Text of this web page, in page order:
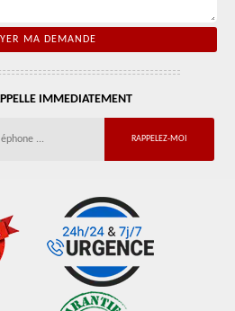
IMMEDIATEMENT